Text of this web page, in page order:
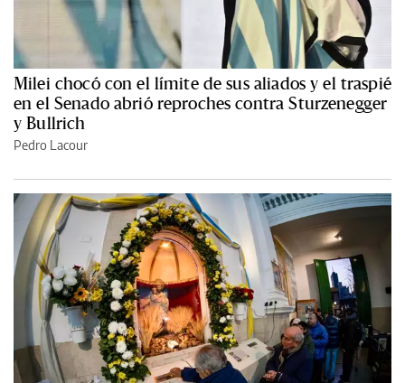
Milei chocó con el límite de sus aliados y el traspié
en el Senado abrió reproches contra Sturzenegger
y Bullrich
Pedro Lacour